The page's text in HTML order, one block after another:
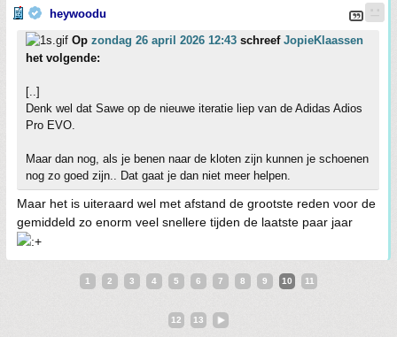
heywoodu
Op zondag 26 april 2026 12:43 schreef JopieKlaassen
het volgende:
[..]
Denk wel dat Sawe op de nieuwe iteratie liep van de Adidas Adios
Pro EVO.
Maar dan nog, als je benen naar de kloten zijn kunnen je schoenen
nog zo goed zijn.. Dat gaat je dan niet meer helpen.
Maar het is uiteraard wel met afstand de grootste reden voor de
gemiddeld zo enorm veel snellere tijden de laatste paar jaar
1 2 3 4 5 6 7 8 9 10 11
12 13